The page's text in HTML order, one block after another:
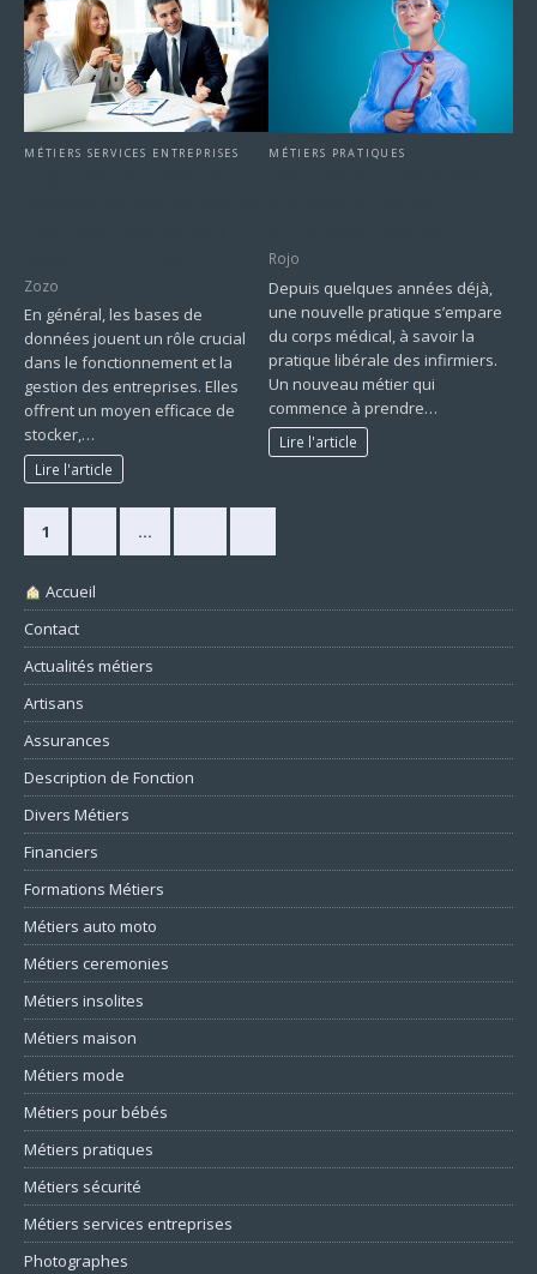
MÉTIERS SERVICES ENTREPRISES
Zozo
En général, les bases de
données jouent un rôle crucial
dans le fonctionnement et la
gestion des entreprises. Elles
offrent un moyen efficace de
stocker,…
Lire l'article
MÉTIERS PRATIQUES
Rojo
Depuis quelques années déjà,
une nouvelle pratique s’empare
du corps médical, à savoir la
pratique libérale des infirmiers.
Un nouveau métier qui
commence à prendre…
Lire l'article
1 …
Accueil
Contact
Actualités métiers
Artisans
Assurances
Description de Fonction
Divers Métiers
Financiers
Formations Métiers
Métiers auto moto
Métiers ceremonies
Métiers insolites
Métiers maison
Métiers mode
Métiers pour bébés
Métiers pratiques
Métiers sécurité
Métiers services entreprises
Photographes